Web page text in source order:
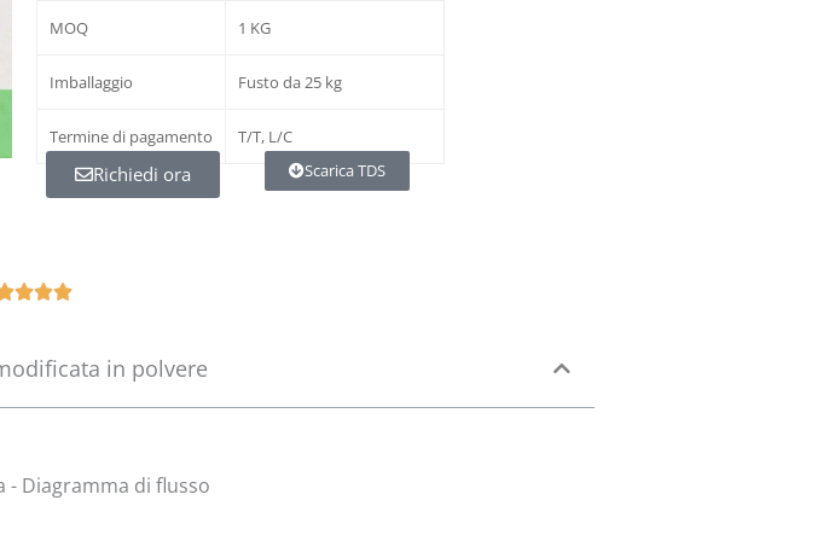
MOQ 1 KG
Imballaggio Fusto da 25 kg
Termine di pagamento T/T, L/C
Richiedi ora Scarica TDS
N
é
5
r
in polvere
Diagramma di flusso